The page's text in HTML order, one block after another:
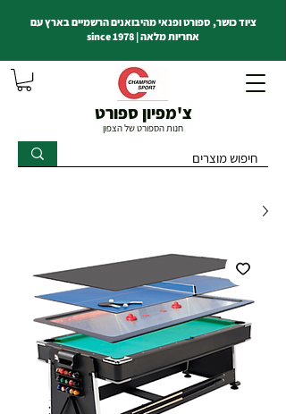
צ'מפיון ספורט
חנות הספורט של הצפון
ציוד כושר, ספורט ופנאי מהיבואנים הרשמיים בארץ עם
אחריות מלאה | since 1978